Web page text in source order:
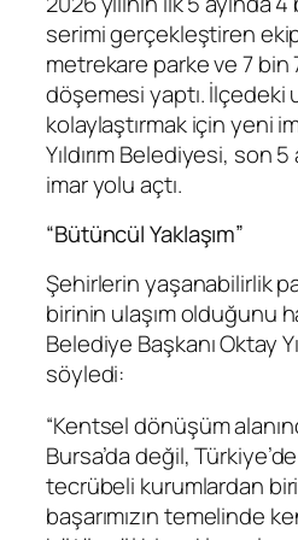
serimi gerçekleştiren
metrekare parke ve 7
döşemesi yaptı. İlçedeki
kolaylaştırmak için yeni
Yıldırım Belediyesi, son
imar yolu açtı.
“Bütüncül Yaklaşım”
Şehirlerin yaşanabilirlik
birinin ulaşım olduğunu
Belediye Başkanı Oktay
söyledi:
“Kentsel dönüşüm
Bursa’da değil,
tecrübeli kurumlardan
başarımızın temelinde